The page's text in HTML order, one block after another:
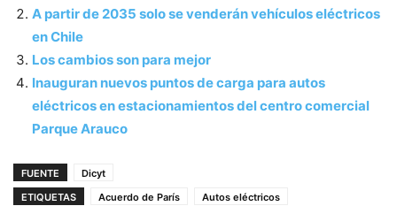
A partir de 2035 solo se venderán vehículos eléctricos
en Chile
Los cambios son para mejor
Inauguran nuevos puntos de carga para autos
eléctricos en estacionamientos del centro comercial
Parque Arauco
FUENTE
Dicyt
ETIQUETAS
Acuerdo de París
Autos eléctricos